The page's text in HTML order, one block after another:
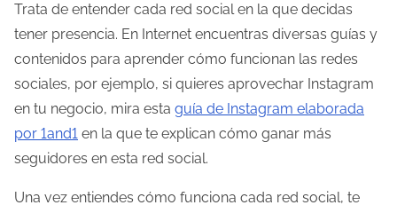
Trata de entender cada red social en la que decidas
tener presencia. En Internet encuentras diversas guías y
contenidos para aprender cómo funcionan las redes
sociales, por ejemplo, si quieres aprovechar Instagram
en tu negocio, mira esta guía de Instagram elaborada
por 1and1 en la que te explican cómo ganar más
seguidores en esta red social.
Una vez entiendes cómo funciona cada red social, te